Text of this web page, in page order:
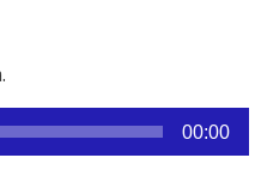
00:00